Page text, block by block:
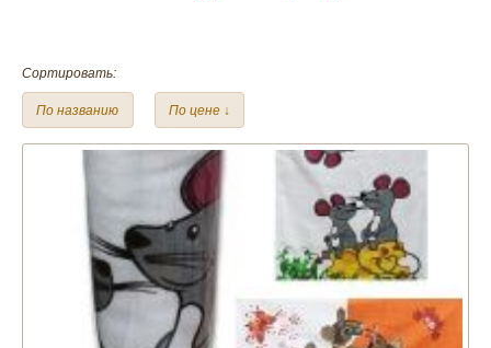
Сортировать:
По названию По цене ↓